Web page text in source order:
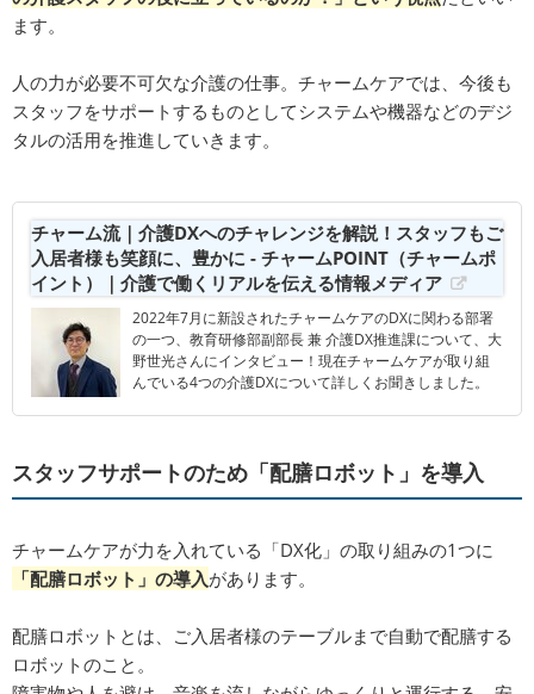
ます。
人の力が必要不可欠な介護の仕事。チャームケアでは、今後も
スタッフをサポートするものとしてシステムや機器などのデジ
タルの活用を推進していきます。
チャーム流｜介護DXへのチャレンジを解説！スタッフもご
入居者様も笑顔に、豊かに - チャームPOINT（チャームポ
イント）｜介護で働くリアルを伝える情報メディア
2022年7月に新設されたチャームケアのDXに関わる部署
の一つ、教育研修部副部長 兼 介護DX推進課について、大
野世光さんにインタビュー！現在チャームケアが取り組
んでいる4つの介護DXについて詳しくお聞きしました。
スタッフサポートのため「配膳ロボット」を導入
チャームケアが力を入れている「DX化」の取り組みの1つに
「配膳ロボット」の導入があります。
配膳ロボットとは、ご入居者様のテーブルまで自動で配膳する
ロボットのこと。